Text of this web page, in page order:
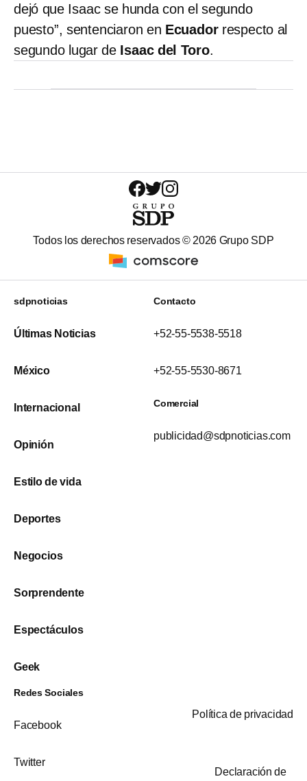
dejó que Isaac se hunda con el segundo
puesto”, sentenciaron en Ecuador respecto al
segundo lugar de Isaac del Toro.
Todos los derechos reservados © 2026 Grupo SDP
sdpnoticias
Últimas Noticias
México
Internacional
Opinión
Estilo de vida
Deportes
Negocios
Sorprendente
Espectáculos
Geek
Contacto
+52-55-5538-5518
+52-55-5530-8671
Comercial
publicidad@sdpnoticias.com
Redes Sociales
Facebook
Twitter
Política de privacidad
Declaración de